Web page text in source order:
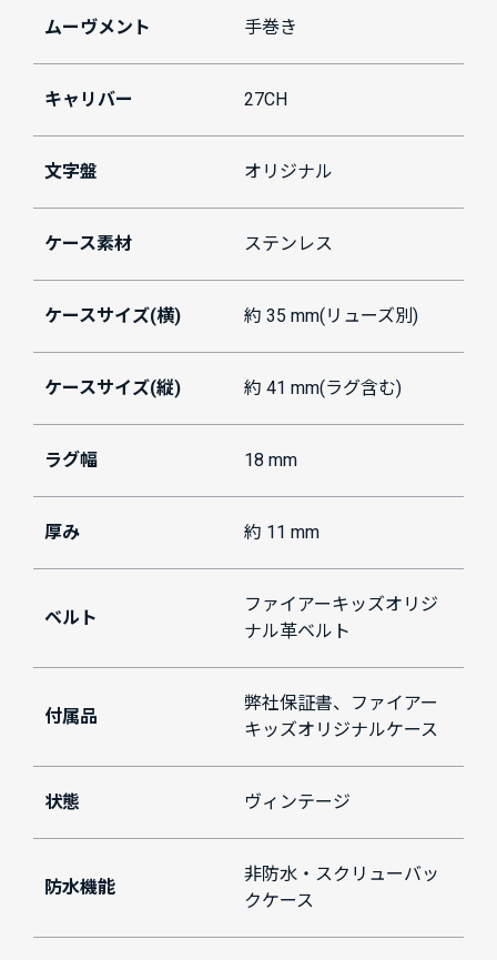
ムーヴメント 手巻き
キャリバー 27CH
文字盤 オリジナル
ケース素材 ステンレス
ケースサイズ(横) 約 35 mm(リューズ別)
ケースサイズ(縦) 約 41 mm(ラグ含む)
ラグ幅 18 mm
厚み 約 11 mm
ベルト
ファイアーキッズオリジ
ナル革ベルト
付属品
弊社保証書、ファイアー
キッズオリジナルケース
状態 ヴィンテージ
防水機能
非防水・スクリューバッ
クケース